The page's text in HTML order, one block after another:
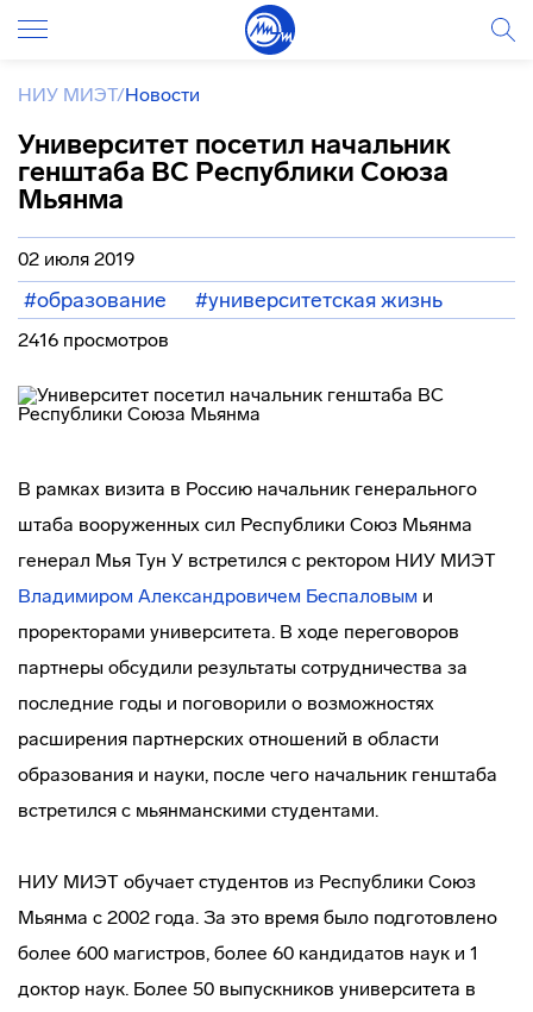
НИУ МИЭТ/Новости
Университет посетил начальник
генштаба ВС Республики Союза
Мьянма
02 июля 2019
#образование #университетская жизнь
2416 просмотров
В рамках визита в Россию начальник генерального
штаба вооруженных сил Республики Союз Мьянма
генерал Мья Тун У встретился с ректором НИУ МИЭТ
Владимиром Александровичем Беспаловым и
проректорами университета. В ходе переговоров
партнеры обсудили результаты сотрудничества за
последние годы и поговорили о возможностях
расширения партнерских отношений в области
образования и науки, после чего начальник генштаба
встретился с мьянманскими студентами.
НИУ МИЭТ обучает студентов из Республики Союз
Мьянма с 2002 года. За это время было подготовлено
более 600 магистров, более 60 кандидатов наук и 1
доктор наук. Более 50 выпускников университета в